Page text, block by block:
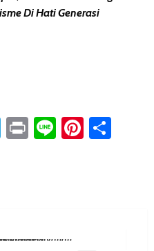
Di Hati Generasi
Telegram
PrintLine
Di Sepinggan Pratama